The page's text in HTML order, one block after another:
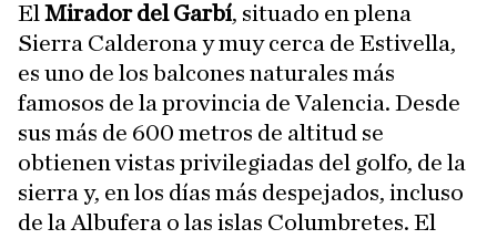
El Mirador del Garbí, situado en plena
Sierra Calderona y muy cerca de Estivella,
es uno de los balcones naturales más
famosos de la provincia de Valencia. Desde
sus más de 600 metros de altitud se
obtienen vistas privilegiadas del golfo, de la
sierra y, en los días más despejados, incluso
de la Albufera o las islas Columbretes. El